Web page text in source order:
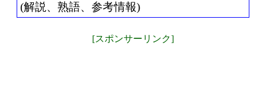
(解説、熟語、参考情報)
[スポンサーリンク]